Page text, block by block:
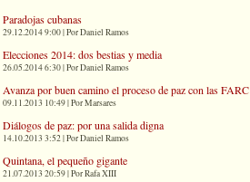
Paradojas cubanas
29.12.2014 9:00 | Por Daniel Ramos
Elecciones 2014: dos bestias y media
26.05.2014 6:30 | Por Daniel Ramos
Avanza por buen camino el proceso de paz con las FARC
09.11.2013 10:49 | Por Marsares
Diálogos de paz: por una salida digna
14.10.2013 3:52 | Por Daniel Ramos
Quintana, el pequeño gigante
21.07.2013 20:59 | Por Rafa XIII